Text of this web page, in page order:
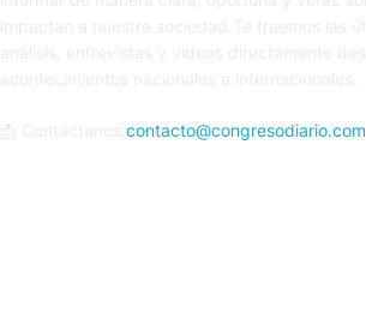
contacto@congresodiario.com